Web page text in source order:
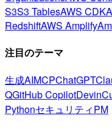
S3S3 TablesAWS CDK
RedshiftAWS Amplify
注目のテーマ
生成AIMCPChatGPT
QGitHub CopilotDevin
PythonセキュリティPM